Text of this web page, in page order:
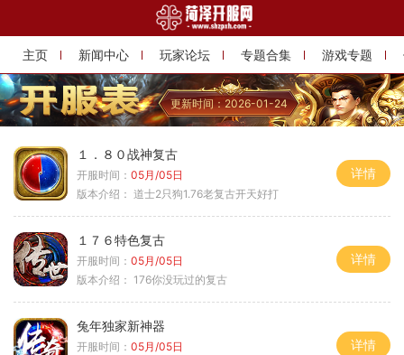
主页 新闻中心 玩家论坛 专题合集 游戏专题
更新时间：2026-01-24
１．８０战神复古
开服时间： 05月/05日
版本介绍： 道士2只狗1.76老复古开天好打
详情
１７６特色复古
开服时间： 05月/05日
版本介绍： 176你没玩过的复古
详情
兔年独家新神器
开服时间： 05月/05日
详情